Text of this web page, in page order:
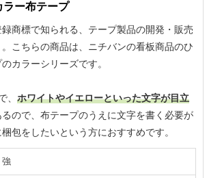
ラー布テープ
録商標で知られる、テープ製品の開発・販売
こちらの商品は、ニチバンの看板商品のひ
カラーシリーズです。
、 ホワイトやイエローといった文字が目立
るので、布テープのうえに文字を書く必要が
包をしたいという方におすすめです。
強